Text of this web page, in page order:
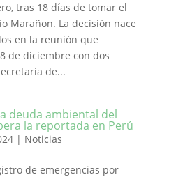
tras 18 días de tomar el
Marañon. La decisión nace
en la reunión que
de diciembre con dos
de...
deuda ambiental del
la reportada en Perú
| Noticias
de emergencias por